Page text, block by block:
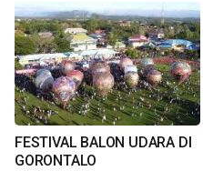
FESTIVAL BALON UDARA DI
GORONTALO